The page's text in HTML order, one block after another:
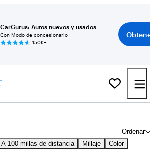
CarGurus: Autos nuevos y usados
Con Modo de concesionario
150K+
Ordenar
A 100 millas de distancia Millaje Color